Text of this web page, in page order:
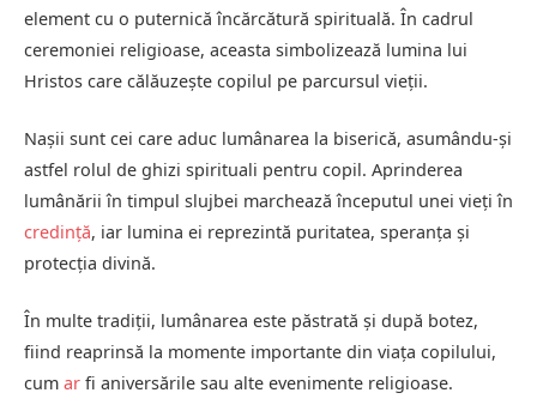
element cu o puternică încărcătură spirituală. În cadrul
ceremoniei religioase, aceasta simbolizează lumina lui
Hristos care călăuzește copilul pe parcursul vieții.
Nașii sunt cei care aduc lumânarea la biserică, asumându-și
astfel rolul de ghizi spirituali pentru copil. Aprinderea
lumânării în timpul slujbei marchează începutul unei vieți în
credință, iar lumina ei reprezintă puritatea, speranța și
protecția divină.
În multe tradiții, lumânarea este păstrată și după botez,
fiind reaprinsă la momente importante din viața copilului,
cum ar fi aniversările sau alte evenimente religioase.